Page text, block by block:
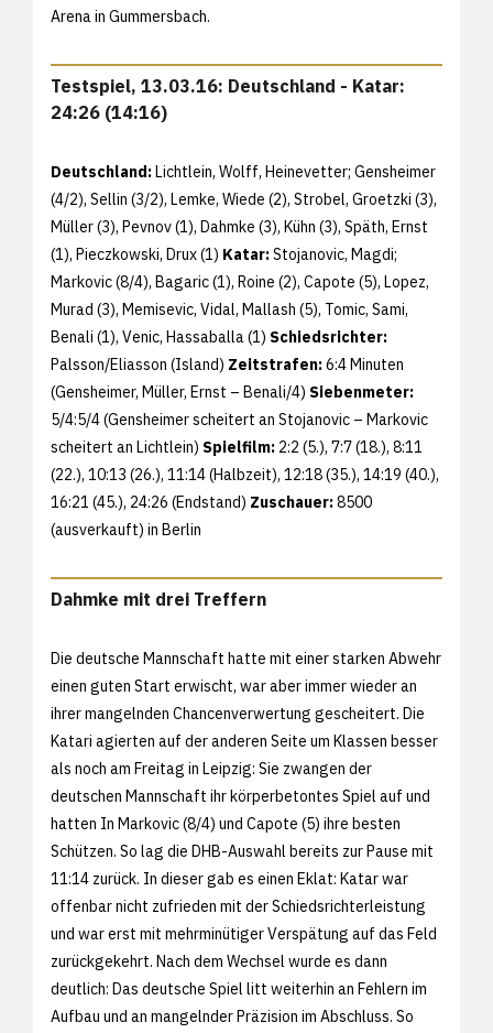
Arena in Gummersbach.
Testspiel, 13.03.16: Deutschland - Katar:
24:26 (14:16)
Deutschland:Lichtlein, Wolff, Heinevetter; Gensheimer
(4/2), Sellin (3/2), Lemke, Wiede (2), Strobel, Groetzki (3),
Müller (3), Pevnov (1), Dahmke (3), Kühn (3), Späth, Ernst
(1), Pieczkowski, Drux (1) Katar:Stojanovic, Magdi;
Markovic (8/4), Bagaric (1), Roine (2), Capote (5), Lopez,
Murad (3), Memisevic, Vidal, Mallash (5), Tomic, Sami,
Benali (1), Venic, Hassaballa (1) Schiedsrichter:
Palsson/Eliasson (Island) Zeitstrafen:6:4 Minuten
(Gensheimer, Müller, Ernst – Benali/4) Siebenmeter:
5/4:5/4 (Gensheimer scheitert an Stojanovic – Markovic
scheitert an Lichtlein) Spielfilm: 2:2 (5.), 7:7 (18.), 8:11
(22.), 10:13 (26.), 11:14 (Halbzeit), 12:18 (35.), 14:19 (40.),
16:21 (45.), 24:26 (Endstand) Zuschauer:8500
(ausverkauft) in Berlin
Dahmke mit drei Treffern
Die deutsche Mannschaft hatte mit einer starken Abwehr
einen guten Start erwischt, war aber immer wieder an
ihrer mangelnden Chancenverwertung gescheitert. Die
Katari agierten auf der anderen Seite um Klassen besser
als noch am Freitag in Leipzig: Sie zwangen der
deutschen Mannschaft ihr körperbetontes Spiel auf und
hatten In Markovic (8/4) und Capote (5) ihre besten
Schützen. So lag die DHB-Auswahl bereits zur Pause mit
11:14 zurück. In dieser gab es einen Eklat: Katar war
offenbar nicht zufrieden mit der Schiedsrichterleistung
und war erst mit mehrminütiger Verspätung auf das Feld
zurückgekehrt. Nach dem Wechsel wurde es dann
deutlich: Das deutsche Spiel litt weiterhin an Fehlern im
Aufbau und an mangelnder Präzision im Abschluss. So